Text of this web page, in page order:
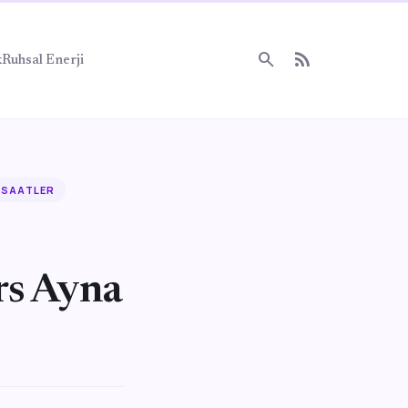
Ruhsal Enerji search rss_feed
Ayna